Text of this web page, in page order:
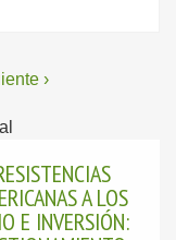
›
A LOS
E INVERSIÓN: